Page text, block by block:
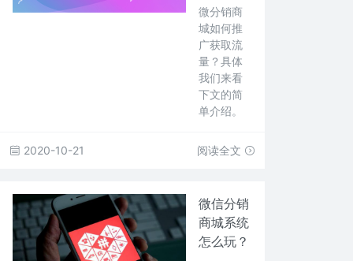
微分销商
城如何推
广获取流
量？具体
我们来看
下文的简
单介绍。
2020-10-21 阅读全文
微信分销
商城系统
怎么玩？